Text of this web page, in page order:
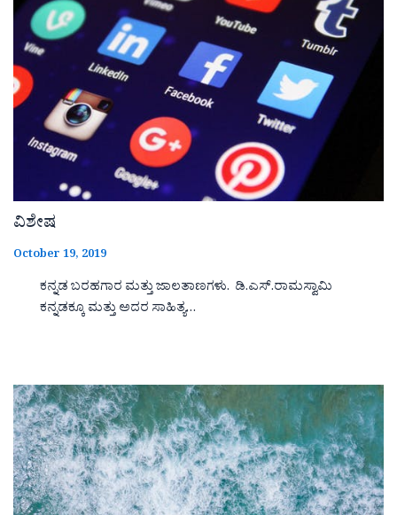
ವಿಶೇಷ
October 19, 2019
ಕನ್ನಡ ಬರಹಗಾರ ಮತ್ತು ಜಾಲತಾಣಗಳು. ಡಿ.ಎಸ್.ರಾಮಸ್ವಾಮಿ
ಕನ್ನಡಕ್ಕೂ ಮತ್ತು ಅದರ ಸಾಹಿತ್ಯ…